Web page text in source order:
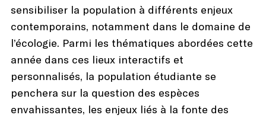
sensibiliser la population à différents enjeux
contemporains, notamment dans le domaine de
l’écologie. Parmi les thématiques abordées cette
année dans ces lieux interactifs et
personnalisés, la population étudiante se
penchera sur la question des espèces
envahissantes, les enjeux liés à la fonte des